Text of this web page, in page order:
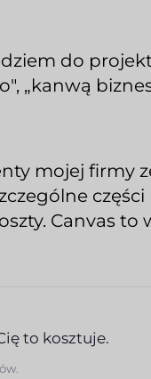
do
„kanwą
mojej firmy
Canvas
to kosztuje.